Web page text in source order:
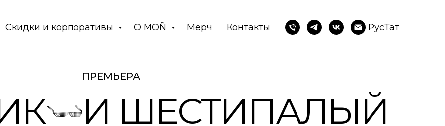
Скидки и корпоративы О MOÑ Мерч Контакты РусТат
И ШЕСТИПАЛЫЙ
ПРЕМЬЕРА